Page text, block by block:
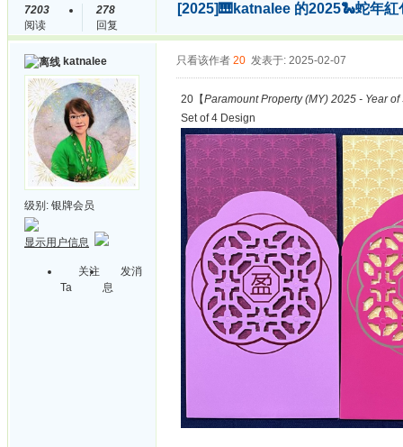
7203
阅读
278
回复
[2025]🎹katnalee 的2025🐍蛇年
katnalee
级别: 银牌会员
显示用户信息
关注
Ta
发消
息
只看该作者 20 发表于: 2025-02-07
20【Paramount Property (MY) 2025 - Year of
Set of 4 Design